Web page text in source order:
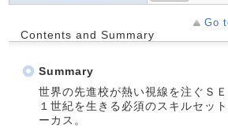
Go
Contents and Summary
Summary
世界の先進校が熱い視線を注ぐＳ
１世紀を生きる必須のスキルセッ
ーカス。